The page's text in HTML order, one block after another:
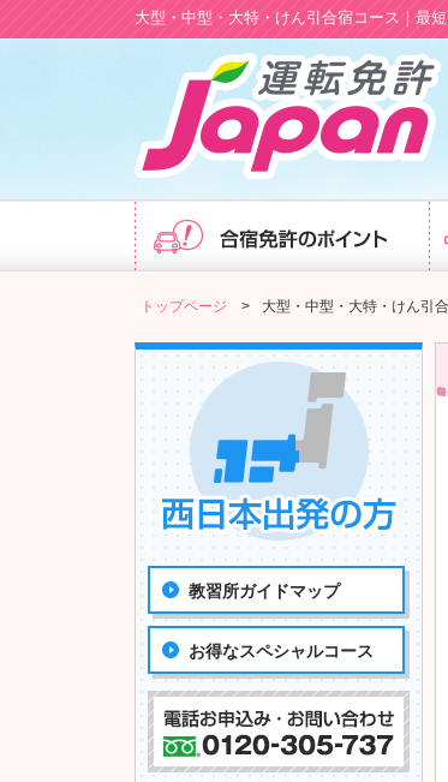
大型・中型・大特・けん引合宿コース｜最
トップページ > 大型・中型・大特・けん引
教習所ガイドマップ
お得なスペシャルコース